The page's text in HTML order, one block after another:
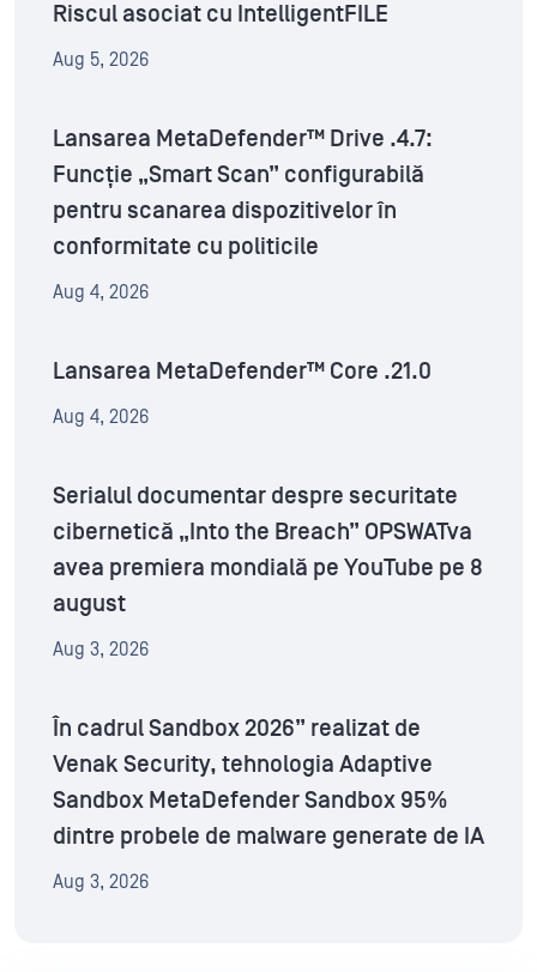
Riscul asociat cu IntelligentFILE
Aug 5, 2026
Lansarea MetaDefender™ Drive .4.7:
Funcție „Smart Scan” configurabilă
pentru scanarea dispozitivelor în
conformitate cu politicile
Aug 4, 2026
Lansarea MetaDefender™ Core .21.0
Aug 4, 2026
Serialul documentar despre securitate
cibernetică „Into the Breach” OPSWATva
avea premiera mondială pe YouTube pe 8
august
Aug 3, 2026
În cadrul Sandbox 2026” realizat de
Venak Security, tehnologia Adaptive
Sandbox MetaDefender Sandbox 95%
dintre probele de malware generate de IA
Aug 3, 2026